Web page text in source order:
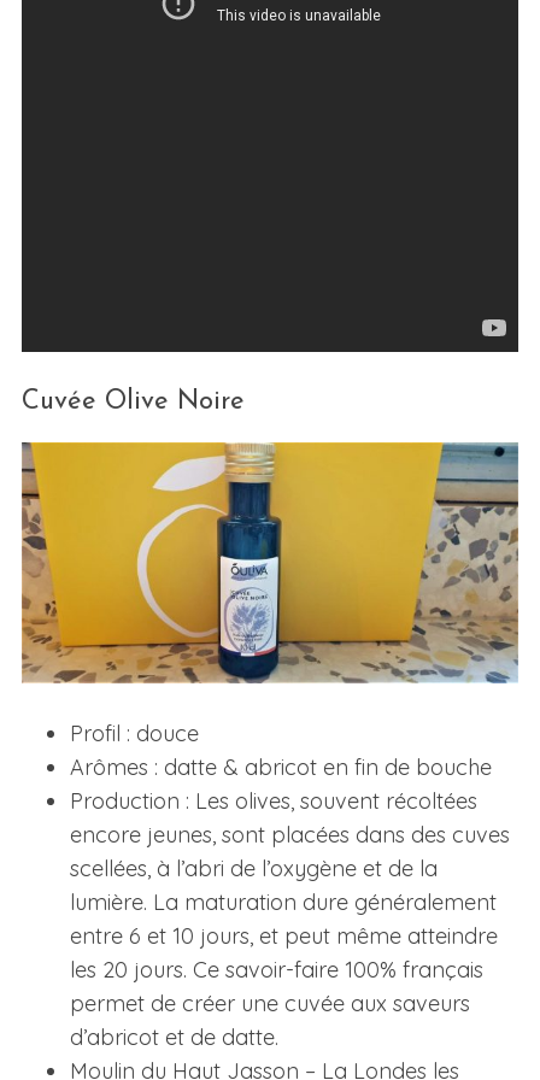
Cuvée Olive Noire
Profil : douce
Arômes : datte & abricot en fin de bouche
Production : Les olives, souvent récoltées
encore jeunes, sont placées dans des cuves
scellées, à l’abri de l’oxygène et de la
lumière. La maturation dure généralement
entre 6 et 10 jours, et peut même atteindre
les 20 jours. Ce savoir-faire 100% français
permet de créer une cuvée aux saveurs
d’abricot et de datte.
Moulin du Haut Jasson – La Londes les